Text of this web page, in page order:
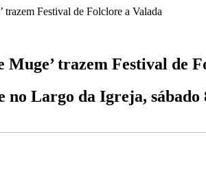
trazem Festival de Folclore a Valada
Muge’ trazem Festival de
no Largo da Igreja, sábado